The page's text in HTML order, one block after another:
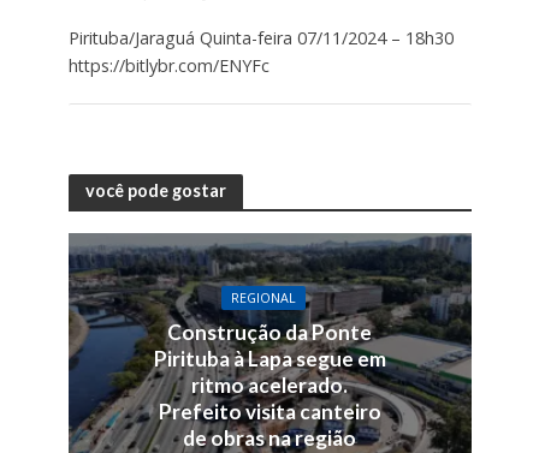
Pirituba/Jaraguá Quinta-feira 07/11/2024 – 18h30
https://bitlybr.com/ENYFc
você pode gostar
REGIONAL
Construção da Ponte
Pirituba à Lapa segue em
ritmo acelerado.
Prefeito visita canteiro
de obras na região